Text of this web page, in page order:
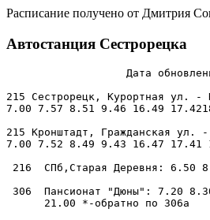
Расписание получено от Дмитрия
Автостанция Сестрорецка
Дата
215 Сестрорецк, Курортная ул. -
7.00 7.57 8.51 9.46 16.49
215 Кронштадт, Гражданская ул.
7.00 7.52 8.49 9.43 16.47 17.41
216  СПб,Старая Деревня:
306  Пансионат "Дюны": 7.20
      21.00 *-обратно по 306а